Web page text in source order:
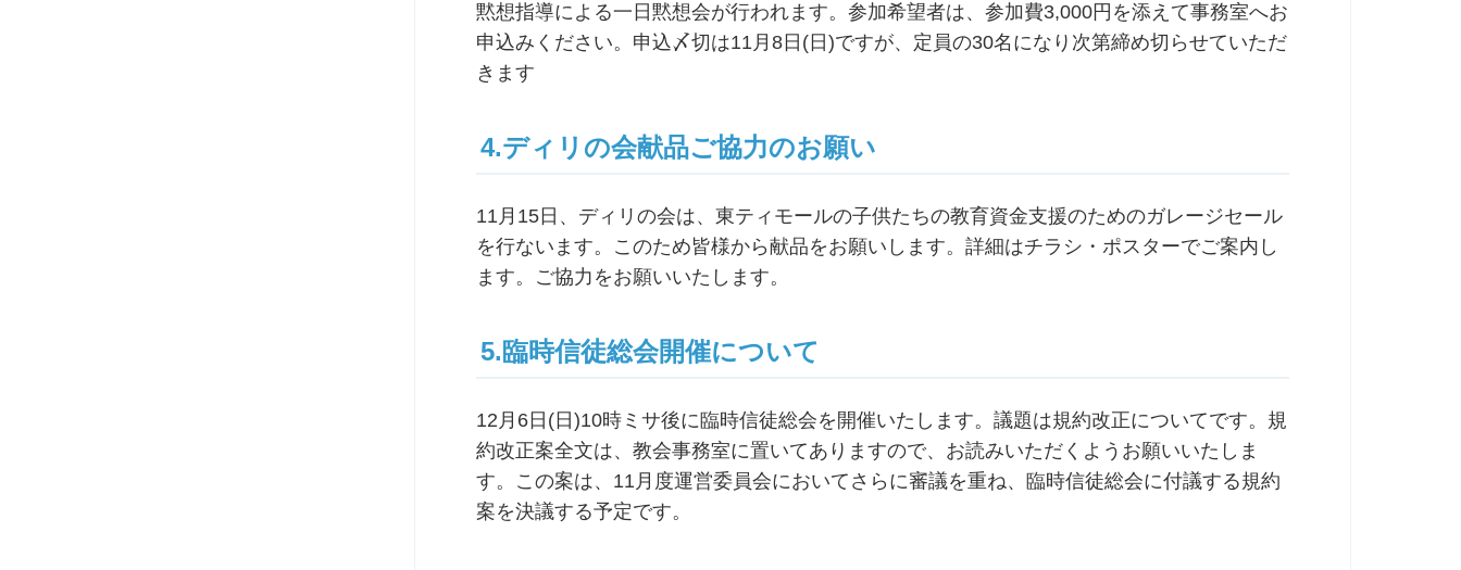
黙想指導による一日黙想会が行われます。参加希望者は、参加費3,000円を添えて事務室へお
申込みください。申込〆切は11月8日(日)ですが、定員の30名になり次第締め切らせていただ
きます
4.ディリの会献品ご協力のお願い
11月15日、ディリの会は、東ティモールの子供たちの教育資金支援のためのガレージセール
を行ないます。このため皆様から献品をお願いします。詳細はチラシ・ポスターでご案内し
ます。ご協力をお願いいたします。
5.臨時信徒総会開催について
12月6日(日)10時ミサ後に臨時信徒総会を開催いたします。議題は規約改正についてです。規
約改正案全文は、教会事務室に置いてありますので、お読みいただくようお願いいたしま
す。この案は、11月度運営委員会においてさらに審議を重ね、臨時信徒総会に付議する規約
案を決議する予定です。